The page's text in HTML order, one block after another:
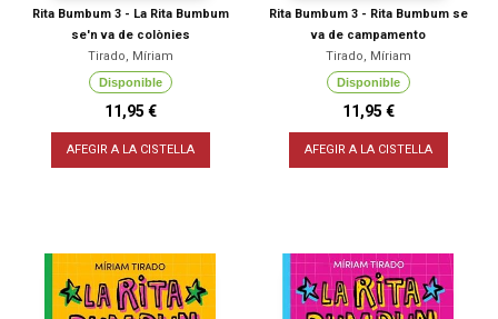
Rita Bumbum 3 - La Rita Bumbum
se'n va de colònies
Tirado, Míriam
Disponible
11,95 €
AFEGIR A LA CISTELLA
Rita Bumbum 3 - Rita Bumbum se
va de campamento
Tirado, Míriam
Disponible
11,95 €
AFEGIR A LA CISTELLA